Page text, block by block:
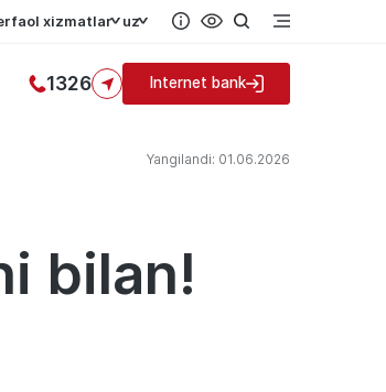
xizmatlar uz
1326 Internet bank
Yangilandi: 01.06.2026
bilan!